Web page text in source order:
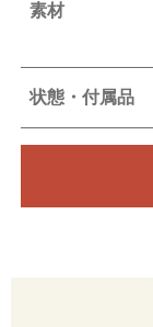
素材
状態・付属品